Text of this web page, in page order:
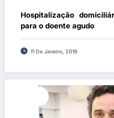
Hospitalização
para o doente agudo
11 De Janeiro, 2019